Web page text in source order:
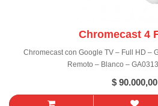
Chromecast 4
Chromecast con Google TV – Full HD –
Remoto – Blanco –
$ 90.000,00